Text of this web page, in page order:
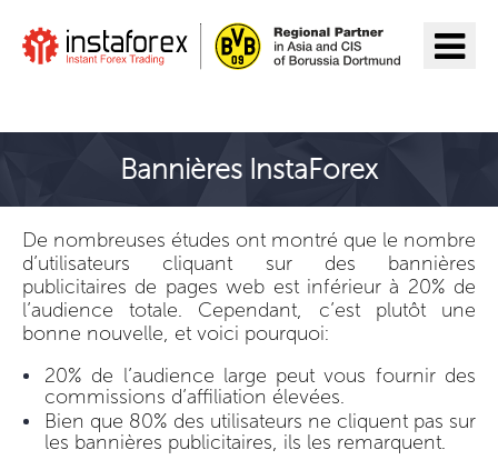
Bannières InstaForex
De nombreuses études ont montré que le nombre
d’utilisateurs cliquant sur des bannières
publicitaires de pages web est inférieur à 20% de
l’audience totale. Cependant, c’est plutôt une
bonne nouvelle, et voici pourquoi:
20% de l’audience large peut vous fournir des
commissions d’affiliation élevées.
Bien que 80% des utilisateurs ne cliquent pas sur
les bannières publicitaires, ils les remarquent.